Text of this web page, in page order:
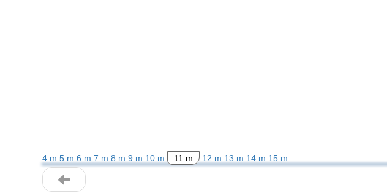
4 m 5 m 6 m 7 m 8 m 9 m 10 m 11 m 12 m 13 m 14 m 15 m